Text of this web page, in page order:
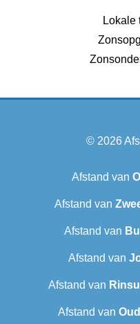
Lokale
© 2026
Afstand van
Afstand van
Afstand van
Afstand van
Afstand van
Afstand van